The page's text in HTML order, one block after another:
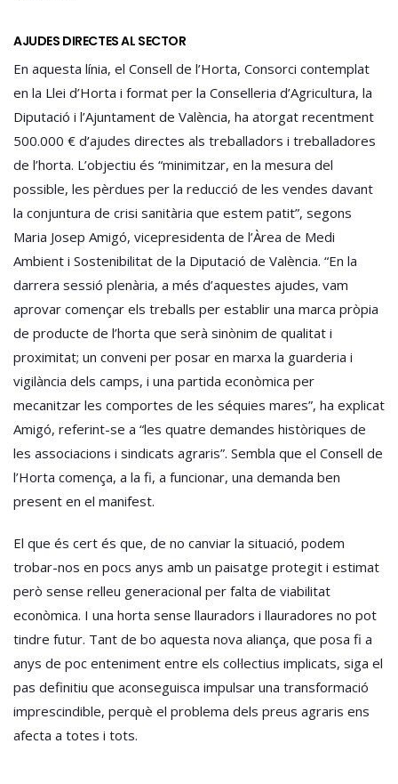
AJUDES DIRECTES AL SECTOR
En aquesta línia, el Consell de l’Horta, Consorci contemplat
en la Llei d’Horta i format per la Conselleria d’Agricultura, la
Diputació i l’Ajuntament de València, ha atorgat recentment
500.000 € d’ajudes directes als treballadors i treballadores
de l’horta. L’objectiu és “minimitzar, en la mesura del
possible, les pèrdues per la reducció de les vendes davant
la conjuntura de crisi sanitària que estem patit”, segons
Maria Josep Amigó, vicepresidenta de l’Àrea de Medi
Ambient i Sostenibilitat de la Diputació de València. “En la
darrera sessió plenària, a més d’aquestes ajudes, vam
aprovar començar els treballs per establir una marca pròpia
de producte de l’horta que serà sinònim de qualitat i
proximitat; un conveni per posar en marxa la guarderia i
vigilància dels camps, i una partida econòmica per
mecanitzar les comportes de les séquies mares”, ha explicat
Amigó, referint-se a “les quatre demandes històriques de
les associacions i sindicats agraris”. Sembla que el Consell de
l’Horta comença, a la fi, a funcionar, una demanda ben
present en el manifest.
El que és cert és que, de no canviar la situació, podem
trobar-nos en pocs anys amb un paisatge protegit i estimat
però sense relleu generacional per falta de viabilitat
econòmica. I una horta sense llauradors i llauradores no pot
tindre futur. Tant de bo aquesta nova aliança, que posa fi a
anys de poc enteniment entre els col·lectius implicats, siga el
pas definitiu que aconseguisca impulsar una transformació
imprescindible, perquè el problema dels preus agraris ens
afecta a totes i tots.